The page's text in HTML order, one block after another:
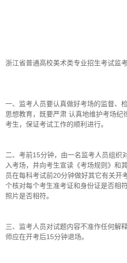
浙江省普通高校美术类专业招生考试监
一、监考人员要认真做好考场的监督、
思想教育，既要严肃 认真地维护考场纪
考生，保证考试工作的顺利进行。
二、考前15分钟，由一名监考人员组织
入考场，并向考生宣读《考场规则》和
员在每科考试前20分钟做好其它有关开
个核对每个考生准考证和身份证是否相
照片是否相符。
三、监考人员对试题内容不准作任何解
师应在开考后15分钟退场。